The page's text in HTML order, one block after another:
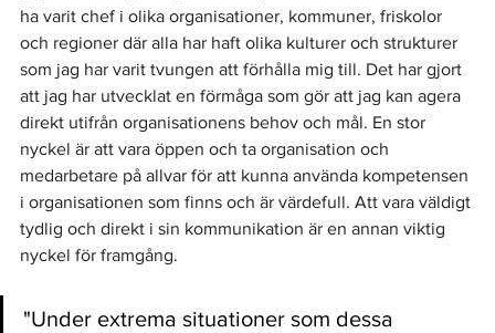
ha varit chef i olika organisationer, kommuner, friskolor
och regioner där alla har haft olika kulturer och strukturer
som jag har varit tvungen att förhålla mig till. Det har gjort
att jag har utvecklat en förmåga som gör att jag kan agera
direkt utifrån organisationens behov och mål. En stor
nyckel är att vara öppen och ta organisation och
medarbetare på allvar för att kunna använda kompetensen
i organisationen som finns och är värdefull. Att vara väldigt
tydlig och direkt i sin kommunikation är en annan viktig
nyckel för framgång.
"Under extrema situationer som dessa